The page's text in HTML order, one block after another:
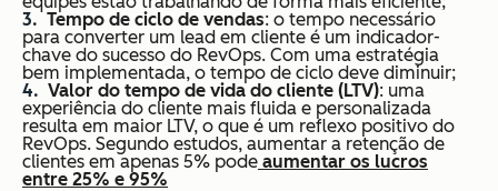
Tempo de ciclo de vendas: o tempo necessário
para converter um lead em cliente é um indicador-
chave do sucesso do RevOps. Com uma estratégia
bem implementada, o tempo de ciclo deve diminuir;
Valor do tempo de vida do cliente (LTV): uma
experiência do cliente mais fluida e personalizada
resulta em maior LTV, o que é um reflexo positivo do
RevOps. Segundo estudos, aumentar a retenção de
clientes em apenas 5% pode aumentar os lucros
entre 25% e 95%